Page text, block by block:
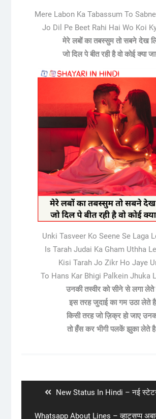
Mere Labon Ka Tabassum To
Jo Dil Pe Beet Rahi Hai Wo Koi
मेरे लबों का तबस्सुम तो सबने देख
जो दिल पे बीत रही है वो कोई क्या
Unki Tasveer Ko Seene Se Laga
Is Tarah Judai Ka Gham Uthha
Kisi Tarah Jo Zikr Ho Jaye
To Hans Kar Bhigi Palkein Jhuka
उनकी तस्वीर को सीने से लगा लेते
इस तरह जुदाई का गम उठा लेते
किसी तरह जो ज़िक्र हो जाए
तो हँस कर भीगी पलकें झुका लेते
Previous
New Status In Hindi – नई
Next
Whatsapp About Lines – व्हाट्सप्प